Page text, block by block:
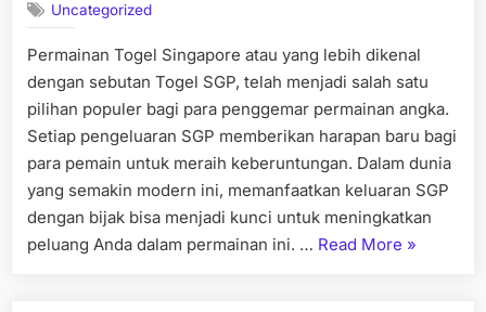
Uncategorized
Permainan Togel Singapore atau yang lebih dikenal
dengan sebutan Togel SGP, telah menjadi salah satu
pilihan populer bagi para penggemar permainan angka.
Setiap pengeluaran SGP memberikan harapan baru bagi
para pemain untuk meraih keberuntungan. Dalam dunia
yang semakin modern ini, memanfaatkan keluaran SGP
dengan bijak bisa menjadi kunci untuk meningkatkan
peluang Anda dalam permainan ini. … Read More “Trik
»